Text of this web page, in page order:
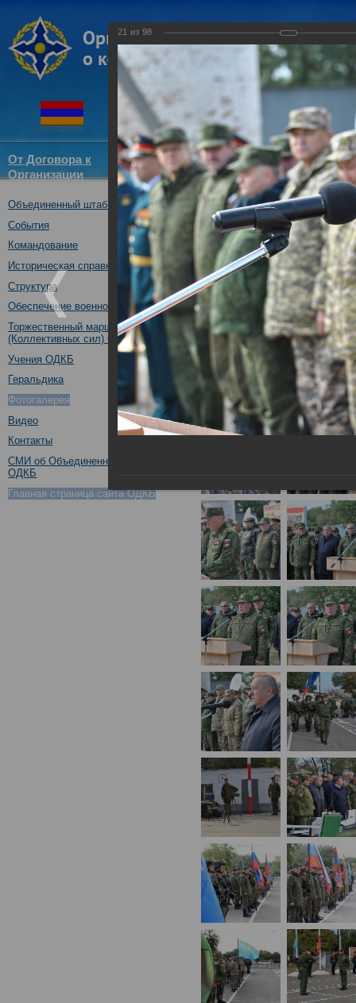
От Договора к
Организации
Структура
ОДКБ
Новости
Объединенный штаб ОДКБ
События
Командование
Историческая справка
Структура
Обеспечение военной безопасности
Торжественный марш Войск
(Коллективных сил) ОДКБ
Учения ОДКБ
Геральдика
Фотогалерея
Видео
Контакты
СМИ об Объединенном штабе
ОДКБ
Главная страница сайта ОДКБ
Открытие оперативно-
03.10.2017
21 из 98